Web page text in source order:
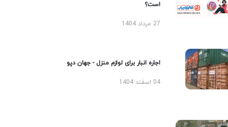
است؟
27 مرداد 1404
اجاره انبار برای لوازم منزل - جهان دپو
04 اسفند 1404